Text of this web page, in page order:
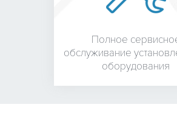
Полное
обслуживание
оборудования